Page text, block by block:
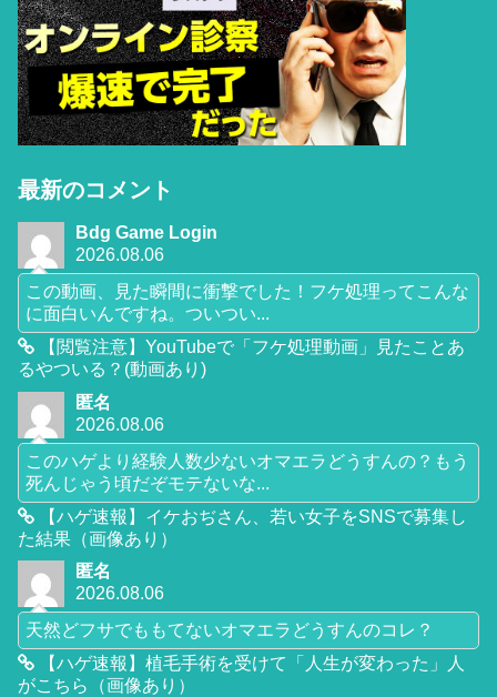
最新のコメント
Bdg Game Login
2026.08.06
この動画、見た瞬間に衝撃でした！フケ処理ってこんな
に面白いんですね。ついつい...
【閲覧注意】YouTubeで「フケ処理動画」見たことあ
るやついる？(動画あり)
匿名
2026.08.06
このハゲより経験人数少ないオマエラどうすんの？もう
死んじゃう頃だぞモテないな...
【ハゲ速報】イケおぢさん、若い女子をSNSで募集し
た結果（画像あり）
匿名
2026.08.06
天然どフサでももてないオマエラどうすんのコレ？
【ハゲ速報】植毛手術を受けて「人生が変わった」人
がこちら（画像あり）